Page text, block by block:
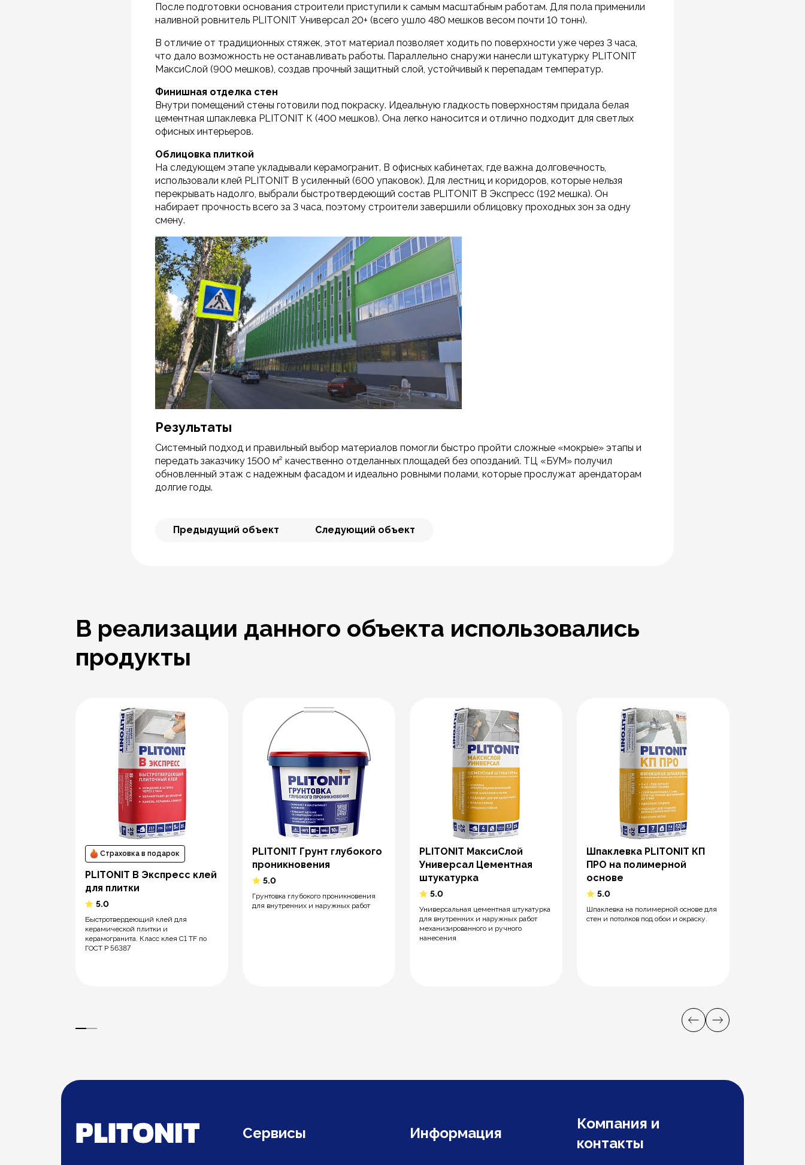
После подготовки основания строители приступили к самым масштабным работам. Для пола применили
наливной ровнитель PLITONIT Универсал 20+ (всего ушло 480 мешков весом почти 10 тонн).
В отличие от традиционных стяжек, этот материал позволяет ходить по поверхности уже через 3 часа,
что дало возможность не останавливать работы. Параллельно снаружи нанесли штукатурку PLITONIT
МаксиСлой (900 мешков), создав прочный защитный слой, устойчивый к перепадам температур.
Финишная отделка стен
Внутри помещений стены готовили под покраску. Идеальную гладкость поверхностям придала белая
цементная шпаклевка PLITONIT К (400 мешков). Она легко наносится и отлично подходит для светлых
офисных интерьеров.
Облицовка плиткой
На следующем этапе укладывали керамогранит. В офисных кабинетах, где важна долговечность,
использовали клей PLITONIT В усиленный (600 упаковок). Для лестниц и коридоров, которые нельзя
перекрывать надолго, выбрали быстротвердеющий состав PLITONIT В Экспресс (192 мешка). Он
набирает прочность всего за 3 часа, поэтому строители завершили облицовку проходных зон за одну
смену.
Результаты
Системный подход и правильный выбор материалов помогли быстро пройти сложные «мокрые» этапы и
передать заказчику 1500 м² качественно отделанных площадей без опозданий. ТЦ «БУМ» получил
обновленный этаж с надежным фасадом и идеально ровными полами, которые прослужат арендаторам
долгие годы.
Предыдущий объект Следующий объект
В реализации данного объекта использовались
продукты
Страховка в подарок
PLITONIT В Экспресс клей
для плитки
5.0
Быстротвердеющий клей для
керамической плитки и
керамогранита. Класс клея C1 TF по
ГОСТ Р 56387
PLITONIT Грунт глубокого
проникновения
5.0
Грунтовка глубокого проникновения
для внутренних и наружных работ
PLITONIT МаксиСлой
Универсал Цементная
штукатурка
5.0
Универсальная цементная штукатурка
для внутренних и наружных работ
механизированного и ручного
нанесения
Шпаклевка PLITONIT КП
ПРО на полимерной
основе
5.0
Шпаклевка на полимерной основе для
стен и потолков под обои и окраску.
Сервисы Информация
Компания и
контакты